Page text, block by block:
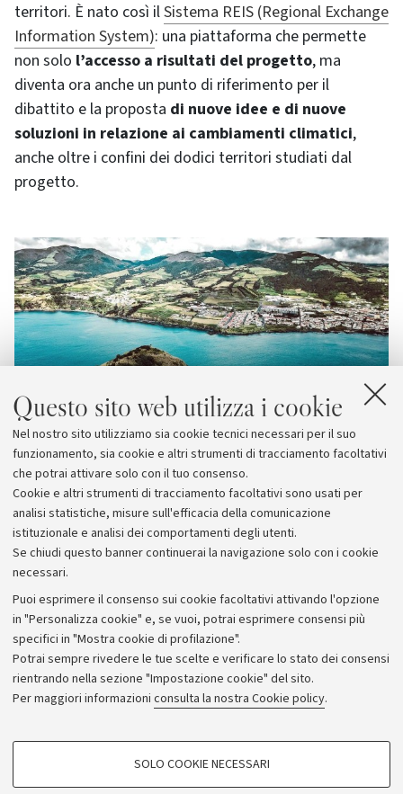
Questo sito web utilizza i cookie
Nel nostro sito utilizziamo sia cookie tecnici necessari per il suo
funzionamento, sia cookie e altri strumenti di tracciamento facoltativi
che potrai attivare solo con il tuo consenso.
Cookie e altri strumenti di tracciamento facoltativi sono usati per
analisi statistiche, misure sull'efficacia della comunicazione
istituzionale e analisi dei comportamenti degli utenti.
Se chiudi questo banner continuerai la navigazione solo con i cookie
necessari.
Puoi esprimere il consenso sui cookie facoltativi attivando l'opzione
in "Personalizza cookie" e, se vuoi, potrai esprimere consensi più
specifici in "Mostra cookie di profilazione".
Potrai sempre rivedere le tue scelte e verificare lo stato dei consensi
rientrando nella sezione "Impostazione cookie" del sito.
Per maggiori informazioni consulta la nostra Cookie policy.
COOKIE DI PROFILAZIONE - FACOLTATIVI
SOLO COOKIE NECESSARI
territori. È nato così ilSistema REIS (Regional Exchange
Information System): una piattaforma che permette
non solo l’accesso a risultati del progetto, ma
diventa ora anche un punto di riferimento per il
dibattito e la proposta di nuove idee e di nuove
soluzioni in relazione ai cambiamenti climatici,
anche oltre i confini dei dodici territori studiati dal
progetto.
Archivio
Comunicati stampa
Redazione
Rassegna stampa